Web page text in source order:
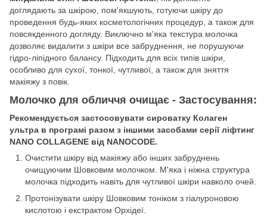
доглядають за шкірою, пом'якшують, готуючи шкіру до
проведення будь-яких косметологічних процедур, а також для
повсякденного догляду. Виключно м'яка текстура молочка
дозволяє видалити з шкіри все забруднення, не порушуючи
гідро-ліпідного балансу. Підходить для всіх типів шкіри,
особливо для сухої, тонкої, чутливої, а також для зняття
макіяжу з повік.
Молочко для обличчя очищає - Застосування:
Рекомендується застосовувати сироватку Колаген
ультра в програмі разом з іншими засобами серії ліфтинг
NANO COLLAGENE від NANOCODE.
Очистити шкіру від макіяжу або інших забруднень
очищуючим Шовковим молочком. М'яка і ніжна структура
молочка підходить навіть для чутливої ​​шкіри навколо очей.
Протонізувати шкіру Шовковим тоніком з гіалуроновою
кислотою і екстрактом Орхідеї.